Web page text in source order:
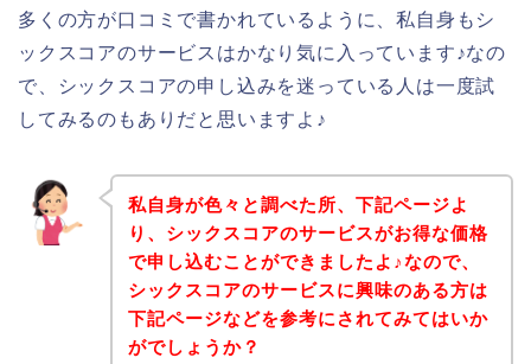
多くの方が口コミで書かれているように、私自身もシ
ックスコアのサービスはかなり気に入っています♪なの
で、シックスコアの申し込みを迷っている人は一度試
してみるのもありだと思いますよ♪
私自身が色々と調べた所、下記ページよ
り、シックスコアのサービスがお得な価格
で申し込むことができましたよ♪なので、
シックスコアのサービスに興味のある方は
下記ページなどを参考にされてみてはいか
がでしょうか？